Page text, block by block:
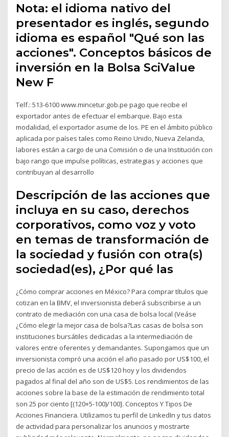
Nota: el idioma nativo del
presentador es inglés, segundo
idioma es español "Qué son las
acciones". Conceptos básicos de
inversión en la Bolsa SciValue
New F
Telf.: 513-6100 www.mincetur.gob.pe pago que recibe el
exportador antes de efectuar el embarque. Bajo esta
modalidad, el exportador asume de los. PE en el ámbito público
aplicada por países tales como Reino Unido, Nueva Zelanda,
labores están a cargo de una Comisión o de una Institución con
bajo rango que impulse políticas, estrategias y acciones que
contribuyan al desarrollo
Descripción de las acciones que
incluya en su caso, derechos
corporativos, como voz y voto
en temas de transformación de
la sociedad y fusión con otra(s)
sociedad(es), ¿Por qué las
¿Cómo comprar acciones en México? Para comprar títulos que
cotizan en la BMV, el inversionista deberá subscribirse a un
contrato de mediación con una casa de bolsa local (Veáse
¿Cómo elegir la mejor casa de bolsa?Las casas de bolsa son
instituciones bursátiles dedicadas a la intermediación de
valores entre oferentes y demandantes. Supongamos que un
inversionista compró una acción el año pasado por US$100, el
precio de las acción es de US$120 hoy y los dividendos
pagados al final del año son de US$5. Los rendimientos de las
acciones sobre la base de la estimación de rendimiento total
son 25 por ciento [(120+5-100)/100]. Conceptos Y Tipos De
Acciones Financiera. Utilizamos tu perfil de LinkedIn y tus datos
de actividad para personalizar los anuncios y mostrarte